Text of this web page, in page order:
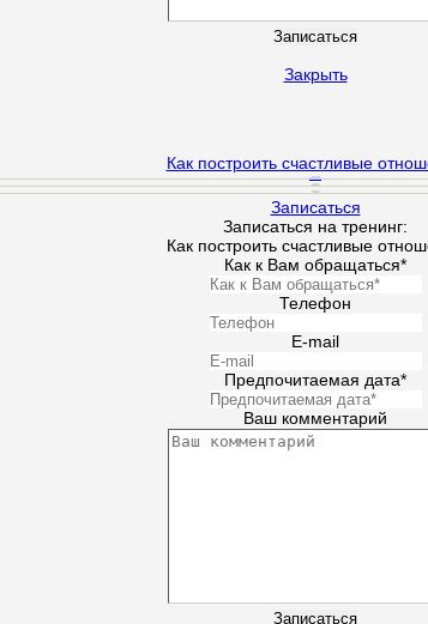
Закрыть
Как построить счастливые
Записаться
Записаться на тренинг:
Как построить счастливые
Как к Вам обращаться*
Телефон
E-mail
Предпочитаемая дата*
Ваш комментарий